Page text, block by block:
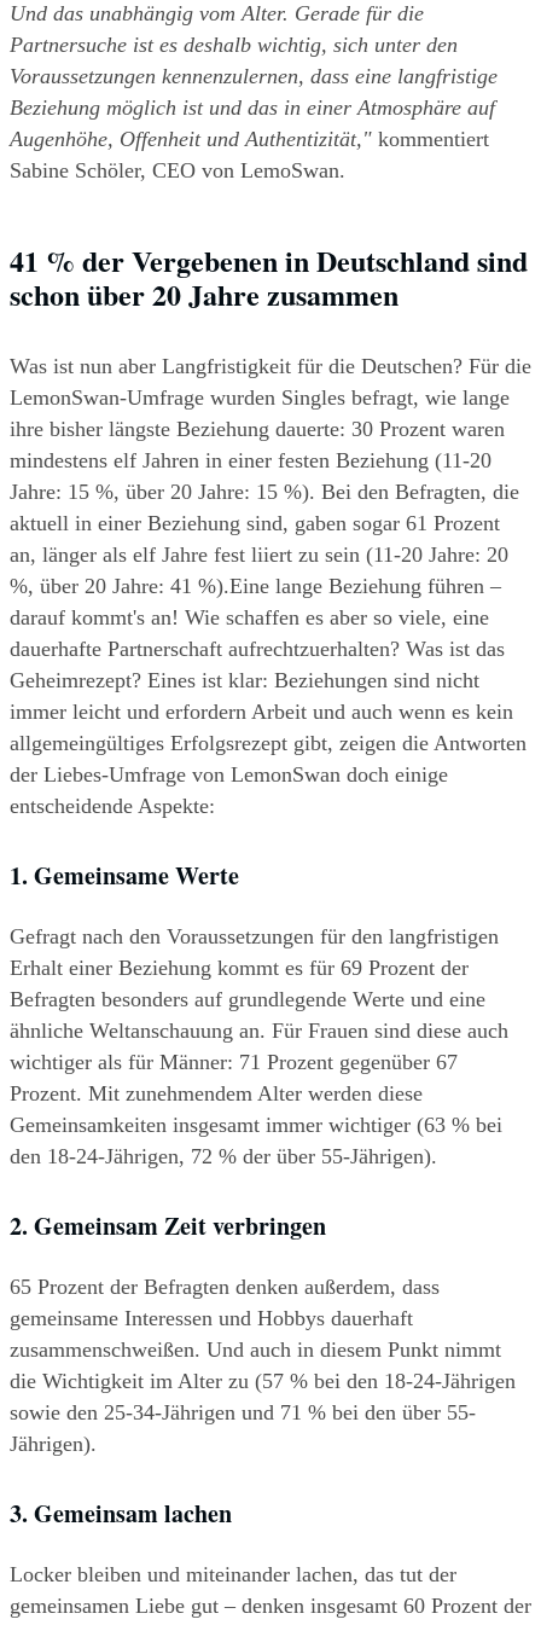
Und das unabhängig vom Alter. Gerade für die
Partnersuche ist es deshalb wichtig, sich unter den
Voraussetzungen kennenzulernen, dass eine langfristige
Beziehung möglich ist und das in einer Atmosphäre auf
Augenhöhe, Offenheit und Authentizität," kommentiert
Sabine Schöler, CEO von LemoSwan.
41 % der Vergebenen in Deutschland sind
schon über 20 Jahre zusammen
Was ist nun aber Langfristigkeit für die Deutschen? Für die
LemonSwan-Umfrage wurden Singles befragt, wie lange
ihre bisher längste Beziehung dauerte: 30 Prozent waren
mindestens elf Jahren in einer festen Beziehung (11-20
Jahre: 15 %, über 20 Jahre: 15 %). Bei den Befragten, die
aktuell in einer Beziehung sind, gaben sogar 61 Prozent
an, länger als elf Jahre fest liiert zu sein (11-20 Jahre: 20
%, über 20 Jahre: 41 %).Eine lange Beziehung führen –
darauf kommt's an! Wie schaffen es aber so viele, eine
dauerhafte Partnerschaft aufrechtzuerhalten? Was ist das
Geheimrezept? Eines ist klar: Beziehungen sind nicht
immer leicht und erfordern Arbeit und auch wenn es kein
allgemeingültiges Erfolgsrezept gibt, zeigen die Antworten
der Liebes-Umfrage von LemonSwan doch einige
entscheidende Aspekte:
1. Gemeinsame Werte
Gefragt nach den Voraussetzungen für den langfristigen
Erhalt einer Beziehung kommt es für 69 Prozent der
Befragten besonders auf grundlegende Werte und eine
ähnliche Weltanschauung an. Für Frauen sind diese auch
wichtiger als für Männer: 71 Prozent gegenüber 67
Prozent. Mit zunehmendem Alter werden diese
Gemeinsamkeiten insgesamt immer wichtiger (63 % bei
den 18-24-Jährigen, 72 % der über 55-Jährigen).
2. Gemeinsam Zeit verbringen
65 Prozent der Befragten denken außerdem, dass
gemeinsame Interessen und Hobbys dauerhaft
zusammenschweißen. Und auch in diesem Punkt nimmt
die Wichtigkeit im Alter zu (57 % bei den 18-24-Jährigen
sowie den 25-34-Jährigen und 71 % bei den über 55-
Jährigen).
3. Gemeinsam lachen
Locker bleiben und miteinander lachen, das tut der
gemeinsamen Liebe gut – denken insgesamt 60 Prozent der